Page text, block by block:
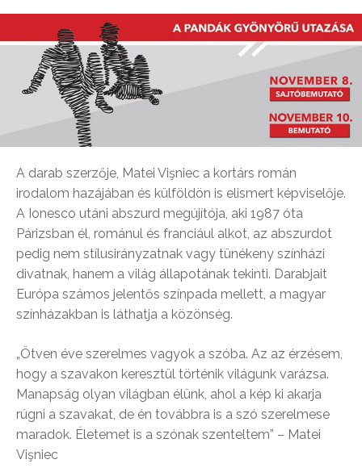
A darab szerzője, Matei Vişniec a kortárs román
irodalom hazájában és külföldön is elismert képviselője.
A Ionesco utáni abszurd megújítója, aki 1987 óta
Párizsban él, románul és franciául alkot, az abszurdot
pedig nem stílusirányzatnak vagy tünékeny színházi
divatnak, hanem a világ állapotának tekinti. Darabjait
Európa számos jelentős színpada mellett, a magyar
színházakban is láthatja a közönség.
„Ötven éve szerelmes vagyok a szóba. Az az érzésem,
hogy a szavakon keresztül történik világunk varázsa.
Manapság olyan világban élünk, ahol a kép ki akarja
rúgni a szavakat, de én továbbra is a szó szerelmese
maradok. Életemet is a szónak szenteltem” – Matei
Vişniec